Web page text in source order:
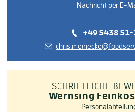
Nachricht per E-
+49 5438
SCHRIFTLICHE
Wernsing